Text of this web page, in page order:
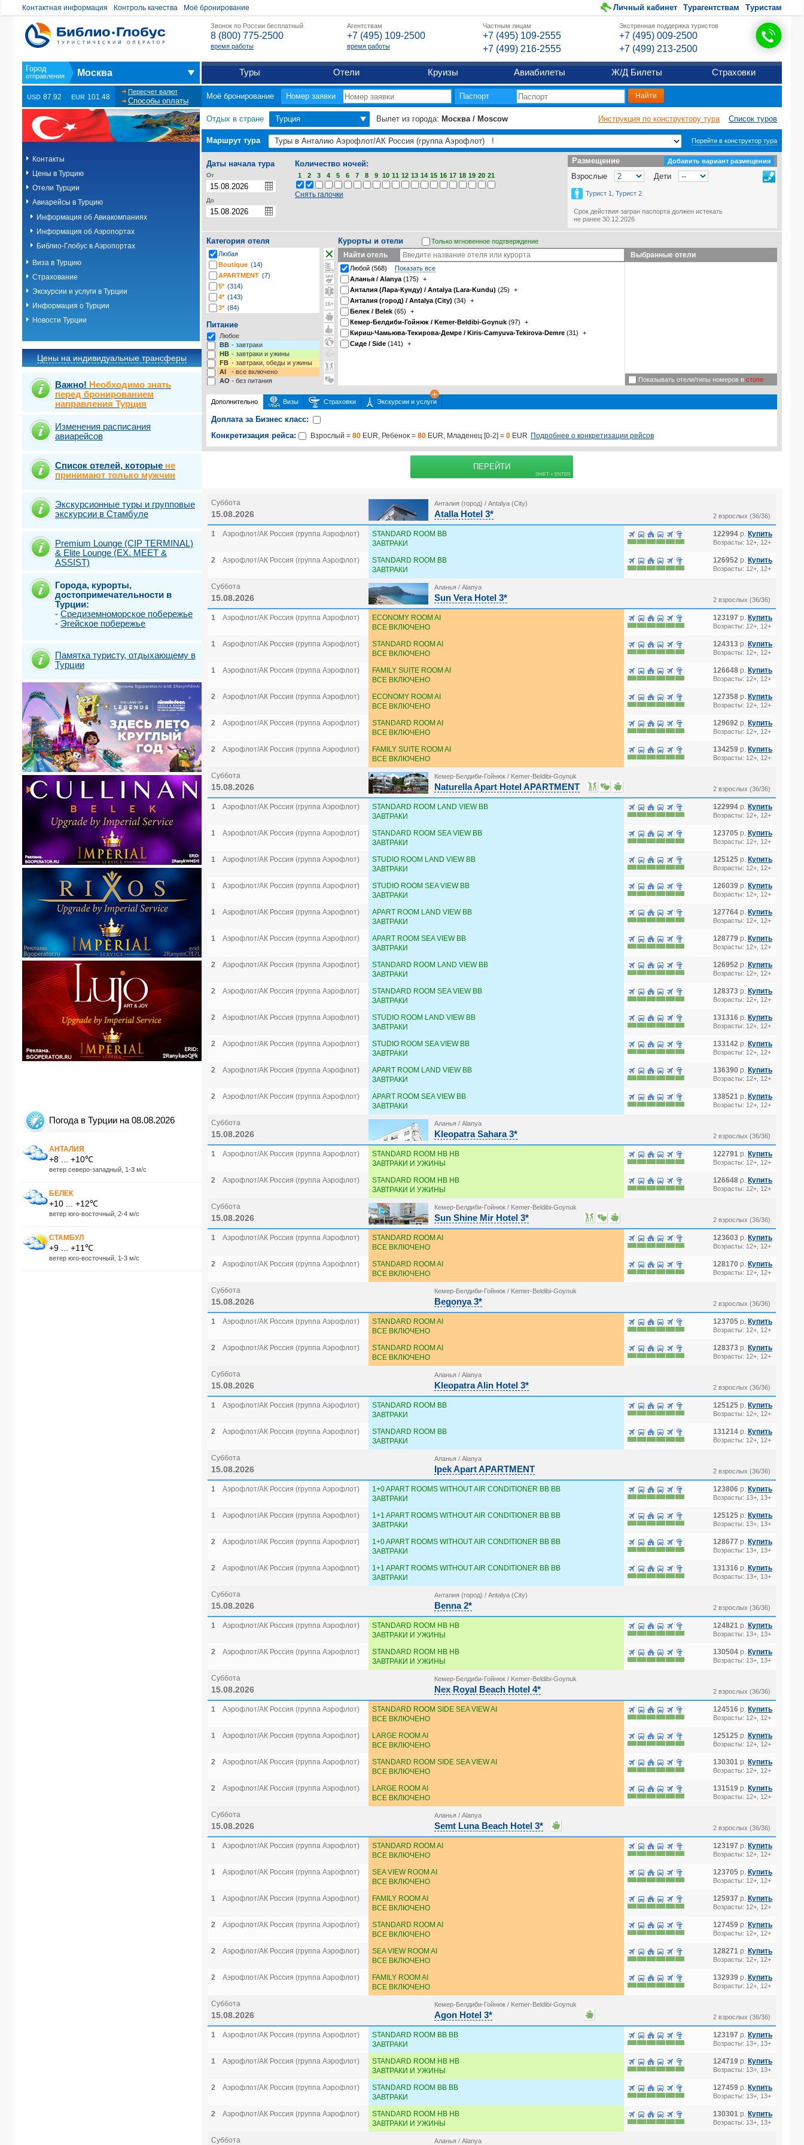
Контактная информация Контроль качества Моё бронирование Личный кабинет Турагентствам Туристам
Звонок по России бесплатный
8 (800) 775-2500
время работы
Агентствам
+7 (495) 109-2500
время работы
Частным лицам
+7 (495) 109-2555
+7 (499) 216-2555
Экстренная поддержка туристов
+7 (495) 009-2500
+7 (499) 213-2500
Москва Туры Отели Круизы Авиабилеты Ж/Д Билеты Страховки
USD 87.92 EUR 101.48
Пересчет валют
Способы оплаты
Моё бронирование Номер заявки Паспорт
Контакты
Цены в Турцию
Отели Турции
Авиарейсы в Турцию
Информация об Авиакомпаниях
Информация об Аэропортах
Библио-Глобус в Аэропортах
Виза в Турцию
Страхование
Экскурсии и услуги в Турции
Информация о Турции
Новости Турции
Цены на индивидуальные трансферы
Важно! Необходимо знать
перед бронированием
направления Турция
Изменения расписания
авиарейсов
Список отелей, которые не
принимают только мужчин
Экскурсионные туры и групповые
экскурсии в Стамбуле
Premium Lounge (CIP TERMINAL)
& Elite Lounge (EX. MEET &
ASSIST)
Города, курорты,
достопримечательности в
Турции:
- Средиземноморское побережье
- Эгейское побережье
Памятка туристу, отдыхающему в
Турции
Погода в Турции на 08.08.2026
АНТАЛИЯ
+8 ... +10℃
ветер северо-западный, 1-3 м/с
БЕЛЕК
+10 ... +12℃
ветер юго-восточный, 2-4 м/с
СТАМБУЛ
+9 ... +11℃
ветер юго-восточный, 1-3 м/с
Отдых в стране Турция Вылет из города: Москва / Moscow Инструкция по конструктору тура Список туров
Маршрут тура Перейти в конструктор тура
Даты начала тура
От
До
Размещение
Размещение Добавить вариант размещения
Взрослые Дети
Турист 1, Турист 2
Срок действия загран паспорта должен истекать
не ранее 30.12.2026
Количество ночей:
1 2 3 4 5 6 7 8 9 10 11 12 13 14 15 16 17 18 19 20 21
Снять галочки
Категория отеля
Любая
Boutique (14)
APARTMENT (7)
5* (314)
4* (143)
3* (84)
-* (4)
Питание
Любое
BB - завтраки
HB - завтраки и ужины
FB - завтраки, обеды и ужины
AI
- все включено
AO - без питания
Только мгновенное подтверждение
Показывать отели/типы номеров в стопе
Выбранные отели
Курорты и отели
Найти отель
Любой (568)
Показать все
Аланья / Alanya (175)
+
Анталия (Лара-Кунду) / Antalya (Lara-Kundu) (25)
+
Анталия (город) / Antalya (City) (34)
+
Белек / Belek (65)
+
Кемер-Белдиби-Гойнюк / Kemer-Beldibi-Goynuk (97)
+
Кириш-Чамьюва-Текирова-Демре / Kiris-Camyuva-Tekirova-Demre (31)
+
Сиде / Side (141) +
Дополнительно Визы Страховки Экскурсии и услуги
Доплата за Бизнес класс:
Конкретизация рейса:
Взрослый = 80 EUR, Ребенок = 80 EUR, Младенец [0-2] = 0 EUR Подробнее о конкретизации рейсов
Подробнее о страховке
ПЕРЕЙТИ
Суббота
15.08.2026
Анталия (город) / Antalya (City)
Atalla Hotel 3* 2 взрослых (36/36)
1 Аэрофлот/АК Россия (группа Аэрофлот)
STANDARD ROOM BB
ЗАВТРАКИ
122994 р. Купить
Возрасты: 12+, 12+
2 Аэрофлот/АК Россия (группа Аэрофлот)
STANDARD ROOM BB
ЗАВТРАКИ
126952 р. Купить
Возрасты: 12+, 12+
Суббота
15.08.2026
Аланья / Alanya
Sun Vera Hotel 3* 2 взрослых (36/36)
1 Аэрофлот/АК Россия (группа Аэрофлот)
ECONOMY ROOM AI
ВСЕ ВКЛЮЧЕНО
123197 р. Купить
Возрасты: 12+, 12+
1 Аэрофлот/АК Россия (группа Аэрофлот)
STANDARD ROOM AI
ВСЕ ВКЛЮЧЕНО
124313 р. Купить
Возрасты: 12+, 12+
1 Аэрофлот/АК Россия (группа Аэрофлот)
FAMILY SUITE ROOM AI
ВСЕ ВКЛЮЧЕНО
126648 р. Купить
Возрасты: 12+, 12+
2 Аэрофлот/АК Россия (группа Аэрофлот)
ECONOMY ROOM AI
ВСЕ ВКЛЮЧЕНО
127358 р. Купить
Возрасты: 12+, 12+
2 Аэрофлот/АК Россия (группа Аэрофлот)
STANDARD ROOM AI
ВСЕ ВКЛЮЧЕНО
129692 р. Купить
Возрасты: 12+, 12+
2 Аэрофлот/АК Россия (группа Аэрофлот)
FAMILY SUITE ROOM AI
ВСЕ ВКЛЮЧЕНО
134259 р. Купить
Возрасты: 12+, 12+
Суббота
15.08.2026
Кемер-Белдиби-Гойнюк / Kemer-Beldibi-Goynuk
Naturella Apart Hotel APARTMENT 2 взрослых (36/36)
1 Аэрофлот/АК Россия (группа Аэрофлот)
STANDARD ROOM LAND VIEW BB
ЗАВТРАКИ
122994 р. Купить
Возрасты: 12+, 12+
1 Аэрофлот/АК Россия (группа Аэрофлот)
STANDARD ROOM SEA VIEW BB
ЗАВТРАКИ
123705 р. Купить
Возрасты: 12+, 12+
1 Аэрофлот/АК Россия (группа Аэрофлот)
STUDIO ROOM LAND VIEW BB
ЗАВТРАКИ
125125 р. Купить
Возрасты: 12+, 12+
1 Аэрофлот/АК Россия (группа Аэрофлот)
STUDIO ROOM SEA VIEW BB
ЗАВТРАКИ
126039 р. Купить
Возрасты: 12+, 12+
1 Аэрофлот/АК Россия (группа Аэрофлот)
APART ROOM LAND VIEW BB
ЗАВТРАКИ
127764 р. Купить
Возрасты: 12+, 12+
1 Аэрофлот/АК Россия (группа Аэрофлот)
APART ROOM SEA VIEW BB
ЗАВТРАКИ
128779 р. Купить
Возрасты: 12+, 12+
2 Аэрофлот/АК Россия (группа Аэрофлот)
STANDARD ROOM LAND VIEW BB
ЗАВТРАКИ
126952 р. Купить
Возрасты: 12+, 12+
2 Аэрофлот/АК Россия (группа Аэрофлот)
STANDARD ROOM SEA VIEW BB
ЗАВТРАКИ
128373 р. Купить
Возрасты: 12+, 12+
2 Аэрофлот/АК Россия (группа Аэрофлот)
STUDIO ROOM LAND VIEW BB
ЗАВТРАКИ
131316 р. Купить
Возрасты: 12+, 12+
2 Аэрофлот/АК Россия (группа Аэрофлот)
STUDIO ROOM SEA VIEW BB
ЗАВТРАКИ
133142 р. Купить
Возрасты: 12+, 12+
2 Аэрофлот/АК Россия (группа Аэрофлот)
APART ROOM LAND VIEW BB
ЗАВТРАКИ
136390 р. Купить
Возрасты: 12+, 12+
2 Аэрофлот/АК Россия (группа Аэрофлот)
APART ROOM SEA VIEW BB
ЗАВТРАКИ
138521 р. Купить
Возрасты: 12+, 12+
Суббота
15.08.2026
Аланья / Alanya
Kleopatra Sahara 3* 2 взрослых (36/36)
1 Аэрофлот/АК Россия (группа Аэрофлот)
STANDARD ROOM HB HB
ЗАВТРАКИ И УЖИНЫ
122791 р. Купить
Возрасты: 12+, 12+
2 Аэрофлот/АК Россия (группа Аэрофлот)
STANDARD ROOM HB HB
ЗАВТРАКИ И УЖИНЫ
126648 р. Купить
Возрасты: 12+, 12+
Суббота
15.08.2026
Кемер-Белдиби-Гойнюк / Kemer-Beldibi-Goynuk
Sun Shine Mir Hotel 3* 2 взрослых (36/36)
1 Аэрофлот/АК Россия (группа Аэрофлот)
STANDARD ROOM AI
ВСЕ ВКЛЮЧЕНО
123603 р. Купить
Возрасты: 12+, 12+
2 Аэрофлот/АК Россия (группа Аэрофлот)
STANDARD ROOM AI
ВСЕ ВКЛЮЧЕНО
128170 р. Купить
Возрасты: 12+, 12+
Суббота
15.08.2026
Кемер-Белдиби-Гойнюк / Kemer-Beldibi-Goynuk
Begonya 3* 2 взрослых (36/36)
1 Аэрофлот/АК Россия (группа Аэрофлот)
STANDARD ROOM AI
ВСЕ ВКЛЮЧЕНО
123705 р. Купить
Возрасты: 12+, 12+
2 Аэрофлот/АК Россия (группа Аэрофлот)
STANDARD ROOM AI
ВСЕ ВКЛЮЧЕНО
128373 р. Купить
Возрасты: 12+, 12+
Суббота
15.08.2026
Аланья / Alanya
Kleopatra Alin Hotel 3* 2 взрослых (36/36)
1 Аэрофлот/АК Россия (группа Аэрофлот)
STANDARD ROOM BB
ЗАВТРАКИ
125125 р. Купить
Возрасты: 12+, 12+
2 Аэрофлот/АК Россия (группа Аэрофлот)
STANDARD ROOM BB
ЗАВТРАКИ
131214 р. Купить
Возрасты: 12+, 12+
Суббота
15.08.2026
Аланья / Alanya
Ipek Apart APARTMENT 2 взрослых (36/36)
1 Аэрофлот/АК Россия (группа Аэрофлот)
1+0 APART ROOMS WITHOUT AIR CONDITIONER BB BB
ЗАВТРАКИ
123806 р. Купить
Возрасты: 13+, 13+
1 Аэрофлот/АК Россия (группа Аэрофлот)
1+1 APART ROOMS WITHOUT AIR CONDITIONER BB BB
ЗАВТРАКИ
125125 р. Купить
Возрасты: 13+, 13+
2 Аэрофлот/АК Россия (группа Аэрофлот)
1+0 APART ROOMS WITHOUT AIR CONDITIONER BB BB
ЗАВТРАКИ
128677 р. Купить
Возрасты: 13+, 13+
2 Аэрофлот/АК Россия (группа Аэрофлот)
1+1 APART ROOMS WITHOUT AIR CONDITIONER BB BB
ЗАВТРАКИ
131316 р. Купить
Возрасты: 13+, 13+
Суббота
15.08.2026
Анталия (город) / Antalya (City)
Benna 2* 2 взрослых (36/36)
1 Аэрофлот/АК Россия (группа Аэрофлот)
STANDARD ROOM HB HB
ЗАВТРАКИ И УЖИНЫ
124821 р. Купить
Возрасты: 13+, 13+
2 Аэрофлот/АК Россия (группа Аэрофлот)
STANDARD ROOM HB HB
ЗАВТРАКИ И УЖИНЫ
130504 р. Купить
Возрасты: 13+, 13+
Суббота
15.08.2026
Кемер-Белдиби-Гойнюк / Kemer-Beldibi-Goynuk
Nex Royal Beach Hotel 4* 2 взрослых (36/36)
1 Аэрофлот/АК Россия (группа Аэрофлот)
STANDARD ROOM SIDE SEA VIEW AI
ВСЕ ВКЛЮЧЕНО
124516 р. Купить
Возрасты: 12+, 12+
1 Аэрофлот/АК Россия (группа Аэрофлот)
LARGE ROOM AI
ВСЕ ВКЛЮЧЕНО
125125 р. Купить
Возрасты: 12+, 12+
2 Аэрофлот/АК Россия (группа Аэрофлот)
STANDARD ROOM SIDE SEA VIEW AI
ВСЕ ВКЛЮЧЕНО
130301 р. Купить
Возрасты: 12+, 12+
2 Аэрофлот/АК Россия (группа Аэрофлот)
LARGE ROOM AI
ВСЕ ВКЛЮЧЕНО
131519 р. Купить
Возрасты: 12+, 12+
Суббота
15.08.2026
Аланья / Alanya
Semt Luna Beach Hotel 3* 2 взрослых (36/36)
1 Аэрофлот/АК Россия (группа Аэрофлот)
STANDARD ROOM AI
ВСЕ ВКЛЮЧЕНО
123197 р. Купить
Возрасты: 12+, 12+
1 Аэрофлот/АК Россия (группа Аэрофлот)
SEA VIEW ROOM AI
ВСЕ ВКЛЮЧЕНО
123705 р. Купить
Возрасты: 12+, 12+
1 Аэрофлот/АК Россия (группа Аэрофлот)
FAMILY ROOM AI
ВСЕ ВКЛЮЧЕНО
125937 р. Купить
Возрасты: 12+, 12+
2 Аэрофлот/АК Россия (группа Аэрофлот)
STANDARD ROOM AI
ВСЕ ВКЛЮЧЕНО
127459 р. Купить
Возрасты: 12+, 12+
2 Аэрофлот/АК Россия (группа Аэрофлот)
SEA VIEW ROOM AI
ВСЕ ВКЛЮЧЕНО
128271 р. Купить
Возрасты: 12+, 12+
2 Аэрофлот/АК Россия (группа Аэрофлот)
FAMILY ROOM AI
ВСЕ ВКЛЮЧЕНО
132939 р. Купить
Возрасты: 12+, 12+
Суббота
15.08.2026
Кемер-Белдиби-Гойнюк / Kemer-Beldibi-Goynuk
Agon Hotel 3* 2 взрослых (36/36)
1 Аэрофлот/АК Россия (группа Аэрофлот)
STANDARD ROOM BB BB
ЗАВТРАКИ
123197 р. Купить
Возрасты: 13+, 13+
1 Аэрофлот/АК Россия (группа Аэрофлот)
STANDARD ROOM HB HB
ЗАВТРАКИ И УЖИНЫ
124719 р. Купить
Возрасты: 13+, 13+
2 Аэрофлот/АК Россия (группа Аэрофлот)
STANDARD ROOM BB BB
ЗАВТРАКИ
127459 р. Купить
Возрасты: 13+, 13+
2 Аэрофлот/АК Россия (группа Аэрофлот)
STANDARD ROOM HB HB
ЗАВТРАКИ И УЖИНЫ
130301 р. Купить
Возрасты: 13+, 13+
Суббота Аланья / Alanya